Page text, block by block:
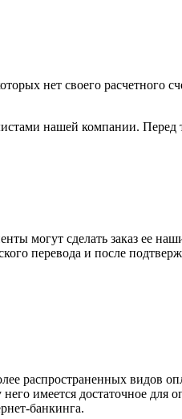
нет своего расчетного
нашей компании. Перед
могут сделать заказ ее
перевода и после
распространенных видов
имеется достаточное
банкинга.